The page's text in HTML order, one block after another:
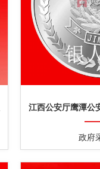
江西公安厅鹰潭公
政府